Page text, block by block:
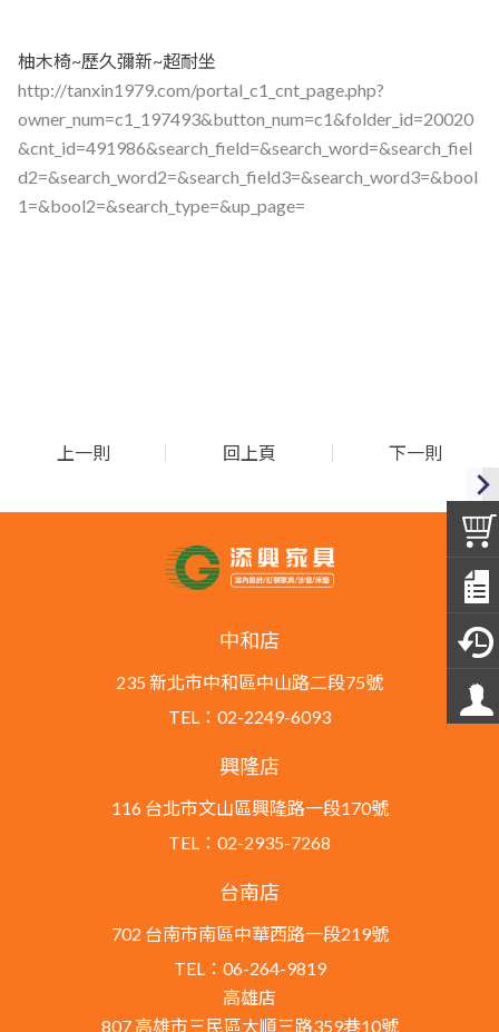
柚木椅~歷久彌新~超耐坐
http://tanxin1979.com/portal_c1_cnt_page.php?
owner_num=c1_197493&button_num=c1&folder_id=20020
&cnt_id=491986&search_field=&search_word=&search_fiel
d2=&search_word2=&search_field3=&search_word3=&bool
1=&bool2=&search_type=&up_page=
上一則 回上頁 下一則
中和店
235 新北市中和區中山路二段75號
TEL：02-2249-6093
興隆店
116 台北市文山區興隆路一段170號
TEL：02-2935-7268
台南店
702 台南市南區中華西路一段219號
TEL：06-264-9819
高雄店
807 高雄市三民區大順三路359巷10號